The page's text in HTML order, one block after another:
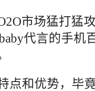
市场猛打猛
代言的手机
点和优势，毕